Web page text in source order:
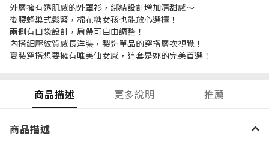
外層擁有透肌感的外罩衫，綁結設計增加清甜感～
後腰蜂巢式鬆緊，棉花糖女孩也能放心選擇！
兩側有口袋設計，肩帶可自由調整！
內搭細壓紋質感長洋裝，製造單品的穿搭層次視覺！
夏裝穿搭想要擁有唯美仙女感，這套是妳的完美首選！
商品描述 更多說明 推薦
商品描述